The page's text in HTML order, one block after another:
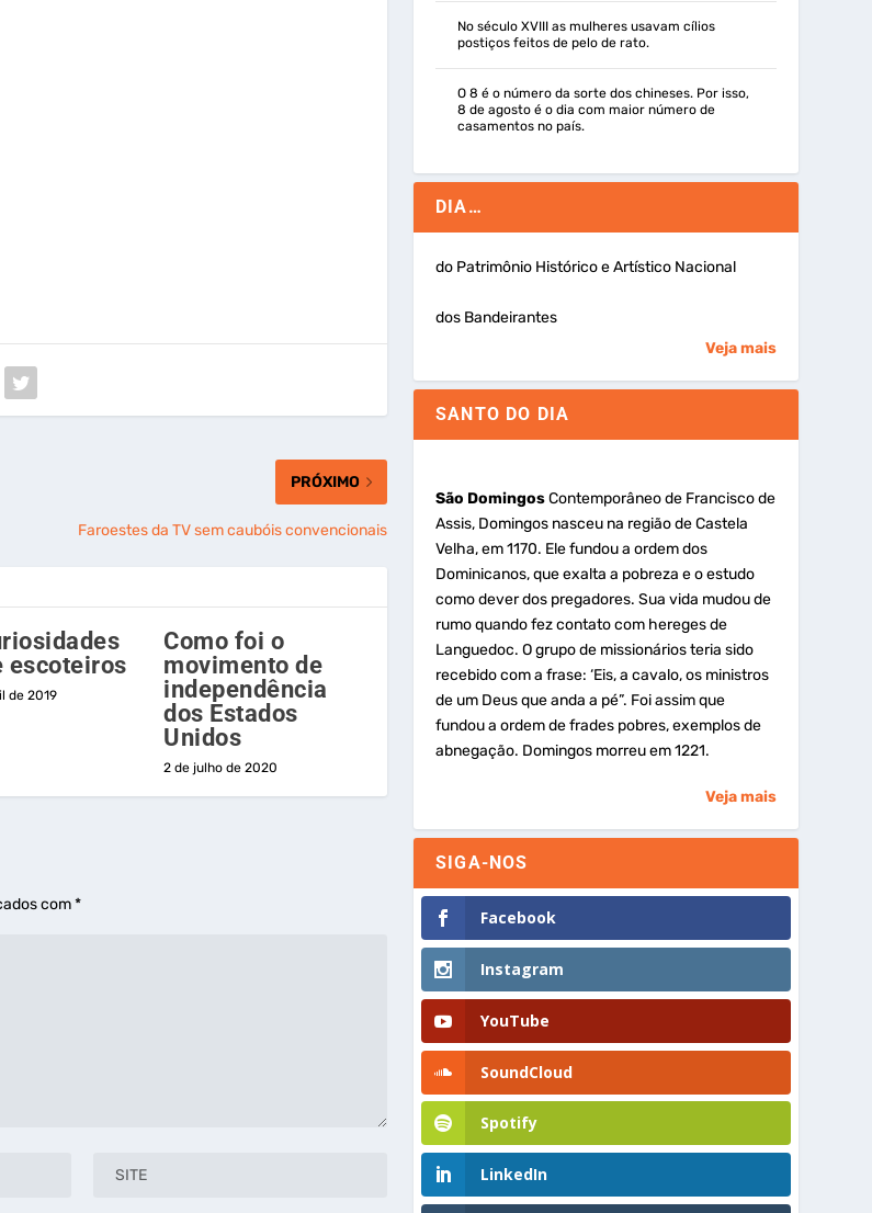
PRÓXIMO
Faroestes da TV sem caubóis convencionais
escoteiros
de 2019
Como foi o
movimento de
independência
dos Estados
Unidos
2 de julho de 2020
com*
No século XVIII as mulheres usavam cílios
postiços feitos de pelo de rato.
O 8 é o número da sorte dos chineses. Por isso,
8 de agosto é o dia com maior número de
casamentos no país.
DIA…
do Patrimônio Histórico e Artístico Nacional
dos Bandeirantes
Veja mais
SANTO DO DIA
São DomingosContemporâneo de Francisco de
Assis, Domingos nasceu na região de Castela
Velha, em 1170. Ele fundou a ordem dos
Dominicanos, que exalta a pobreza e o estudo
como dever dos pregadores. Sua vida mudou de
rumo quando fez contato com hereges de
Languedoc. O grupo de missionários teria sido
recebido com a frase: ‘Eis, a cavalo, os ministros
de um Deus que anda a pé”. Foi assim que
fundou a ordem de frades pobres, exemplos de
abnegação. Domingos morreu em 1221.
Veja mais
SIGA-NOS
Facebook
Instagram
YouTube
SoundCloud
Spotify
LinkedIn